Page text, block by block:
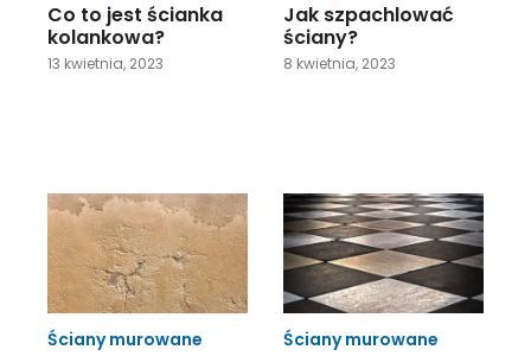
Co to jest ścianka
kolankowa?
13 kwietnia, 2023
Jak szpachlować
ściany?
8 kwietnia, 2023
Ściany murowane Ściany murowane